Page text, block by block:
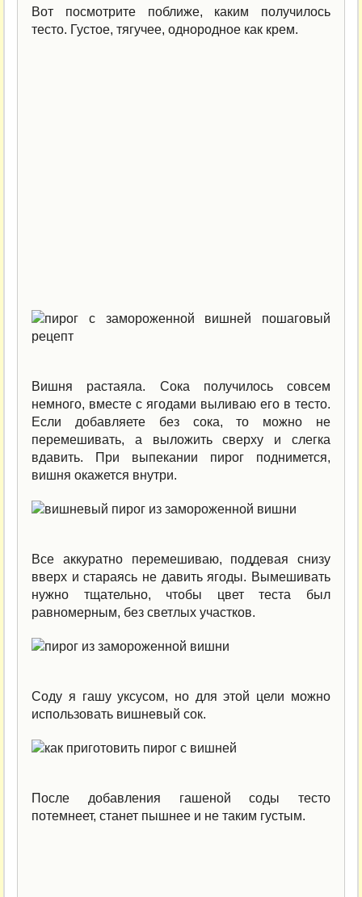
Вот посмотрите поближе, каким получилось
тесто. Густое, тягучее, однородное как крем.
Вишня растаяла. Сока получилось совсем
немного, вместе с ягодами выливаю его в тесто.
Если добавляете без сока, то можно не
перемешивать, а выложить сверху и слегка
вдавить. При выпекании пирог поднимется,
вишня окажется внутри.
Все аккуратно перемешиваю, поддевая снизу
вверх и стараясь не давить ягоды. Вымешивать
нужно тщательно, чтобы цвет теста был
равномерным, без светлых участков.
Соду я гашу уксусом, но для этой цели можно
использовать вишневый сок.
После добавления гашеной соды тесто
потемнеет, станет пышнее и не таким густым.